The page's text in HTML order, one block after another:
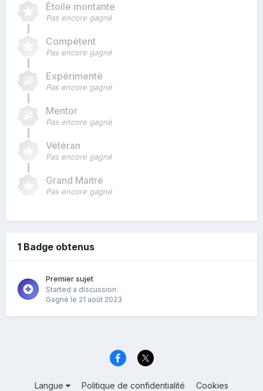
Étoile montante
Pas encore gagné
Compétent
Pas encore gagné
Expérimenté
Pas encore gagné
Mentor
Pas encore gagné
Vétéran
Pas encore gagné
Grand Maitre
Pas encore gagné
1 Badge obtenus
Premier sujet
Started a discussion
Gagné le 21 août 2023
Langue Politique de confidentialité Cookies